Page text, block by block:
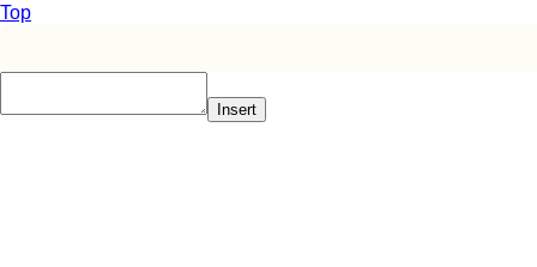
Top
Insert